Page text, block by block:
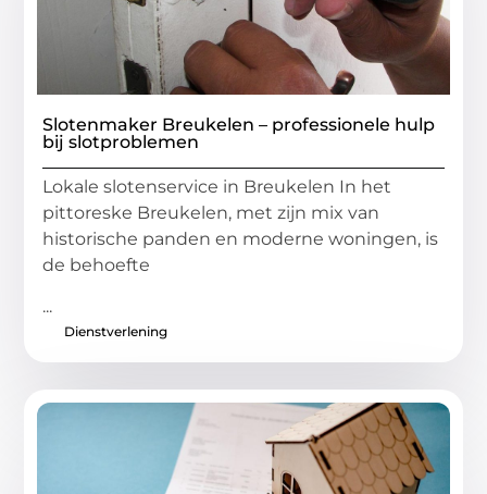
Slotenmaker Breukelen – professionele hulp
bij slotproblemen
Lokale slotenservice in Breukelen In het
pittoreske Breukelen, met zijn mix van
historische panden en moderne woningen, is
de behoefte
...
Dienstverlening